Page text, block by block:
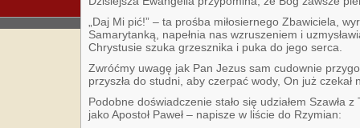
„Daj Mi pić!” – ta prośba miłosiernego Zbawiciela,
Samarytanką, napełnia nas wzruszeniem i
Chrystusie szuka grzesznika i puka do jego serca.
Zwróćmy uwagę jak Pan Jezus sam cudownie
przyszła do studni, aby czerpać wody, On już czekał
Podobne doświadczenie stało się udziałem Szawła
jako Apostoł Paweł – napisze w liście do Rzymian: